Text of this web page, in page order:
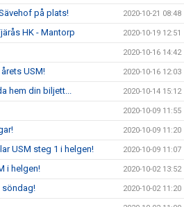
på plats! 2020-10-21 08:48
HK - Mantorp 2020-10-19 12:51
2020-10-16 14:42
USM! 2020-10-16 12:03
hem din biljett... 2020-10-14 15:12
2020-10-09 11:55
2020-10-09 11:20
USM steg 1 i helgen! 2020-10-09 11:07
i helgen! 2020-10-02 13:52
söndag! 2020-10-02 11:20